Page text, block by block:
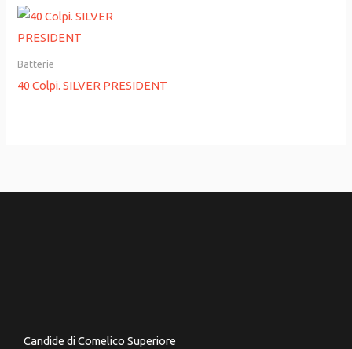
Batterie
40 Colpi. SILVER PRESIDENT
Candide di Comelico Superiore